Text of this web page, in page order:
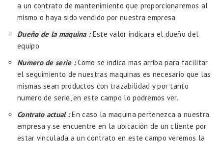
a un contrato de mantenimiento que proporcionaremos al
mismo o haya sido vendido por nuestra empresa.
Dueño de la maquina :Este valor indicara el dueño del
equipo
Numero de serie :Como se indica mas arriba para facilitar
el seguimiento de nuestras maquinas es necesario que las
mismas sean productos con trazabilidad y por tanto
numero de serie, en este campo lo podremos ver.
Contrato actual :En caso la maquina pertenezca a nuestra
empresa y se encuentre en la ubicación de un cliente por
estar vinculada a un contrato en este campo veremos la